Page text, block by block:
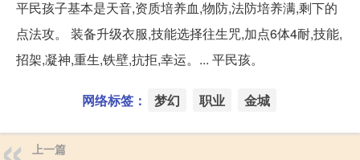
平民孩子基本是天音,资质培养血,物防,法防培养满,剩下的
点法攻。 装备升级衣服,技能选择往生咒,加点6体4耐,技能,
招架,凝神,重生,铁壁,抗拒,幸运。... 平民孩。
网络标签： 梦幻 职业 金城
上一篇